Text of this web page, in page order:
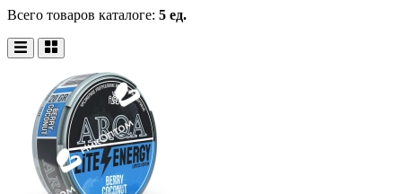
Всего товаров каталоге: 5 ед.